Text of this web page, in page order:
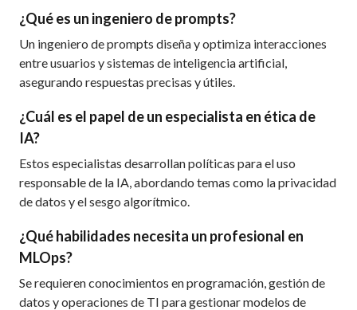
¿Qué es un ingeniero de prompts?
Un ingeniero de prompts diseña y optimiza interacciones
entre usuarios y sistemas de inteligencia artificial,
asegurando respuestas precisas y útiles.
¿Cuál es el papel de un especialista en ética de
IA?
Estos especialistas desarrollan políticas para el uso
responsable de la IA, abordando temas como la privacidad
de datos y el sesgo algorítmico.
¿Qué habilidades necesita un profesional en
MLOps?
Se requieren conocimientos en programación, gestión de
datos y operaciones de TI para gestionar modelos de